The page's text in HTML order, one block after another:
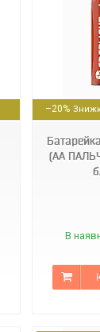
–20%
(AA
В